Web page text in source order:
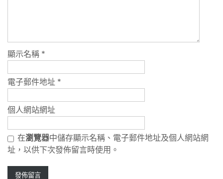
顯示名稱 *
電子郵件地址 *
個人網站網址
在瀏覽器中儲存顯示名稱、電子郵件地址及個人網站網
址，以供下次發佈留言時使用。